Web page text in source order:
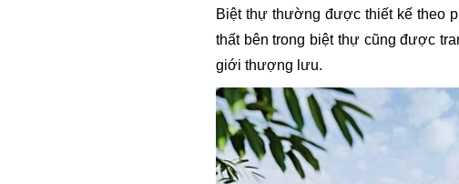
Biệt thự thường được thiết kế theo
thất bên trong biệt thự cũng được
giới thượng lưu.